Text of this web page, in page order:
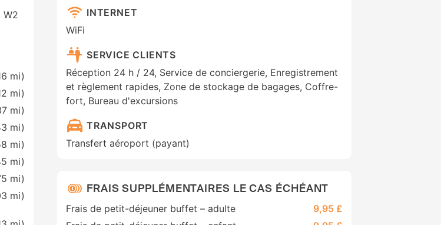
W2
mi)
mi)
mi)
mi)
mi)
mi)
mi)
mi)
INTERNET
WiFi
SERVICE CLIENTS
Réception 24 h / 24, Service de conciergerie, Enregistrement
et règlement rapides, Zone de stockage de bagages, Coffre-
fort, Bureau d'excursions
TRANSPORT
Transfert aéroport (payant)
FRAIS SUPPLÉMENTAIRES LE CAS ÉCHÉANT
Frais de petit-déjeuner buffet – adulte
9,95 £